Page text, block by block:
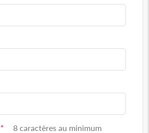
* 8 caractères au minimum